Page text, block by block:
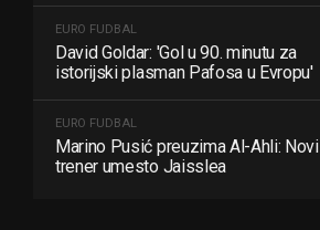
EURO FUDBAL
David Goldar: 'Gol u 90. minutu za
istorijski plasman Pafosa u Evropu'
EURO FUDBAL
Marino Pusić preuzima Al-Ahli: Novi
trener umesto Jaisslea